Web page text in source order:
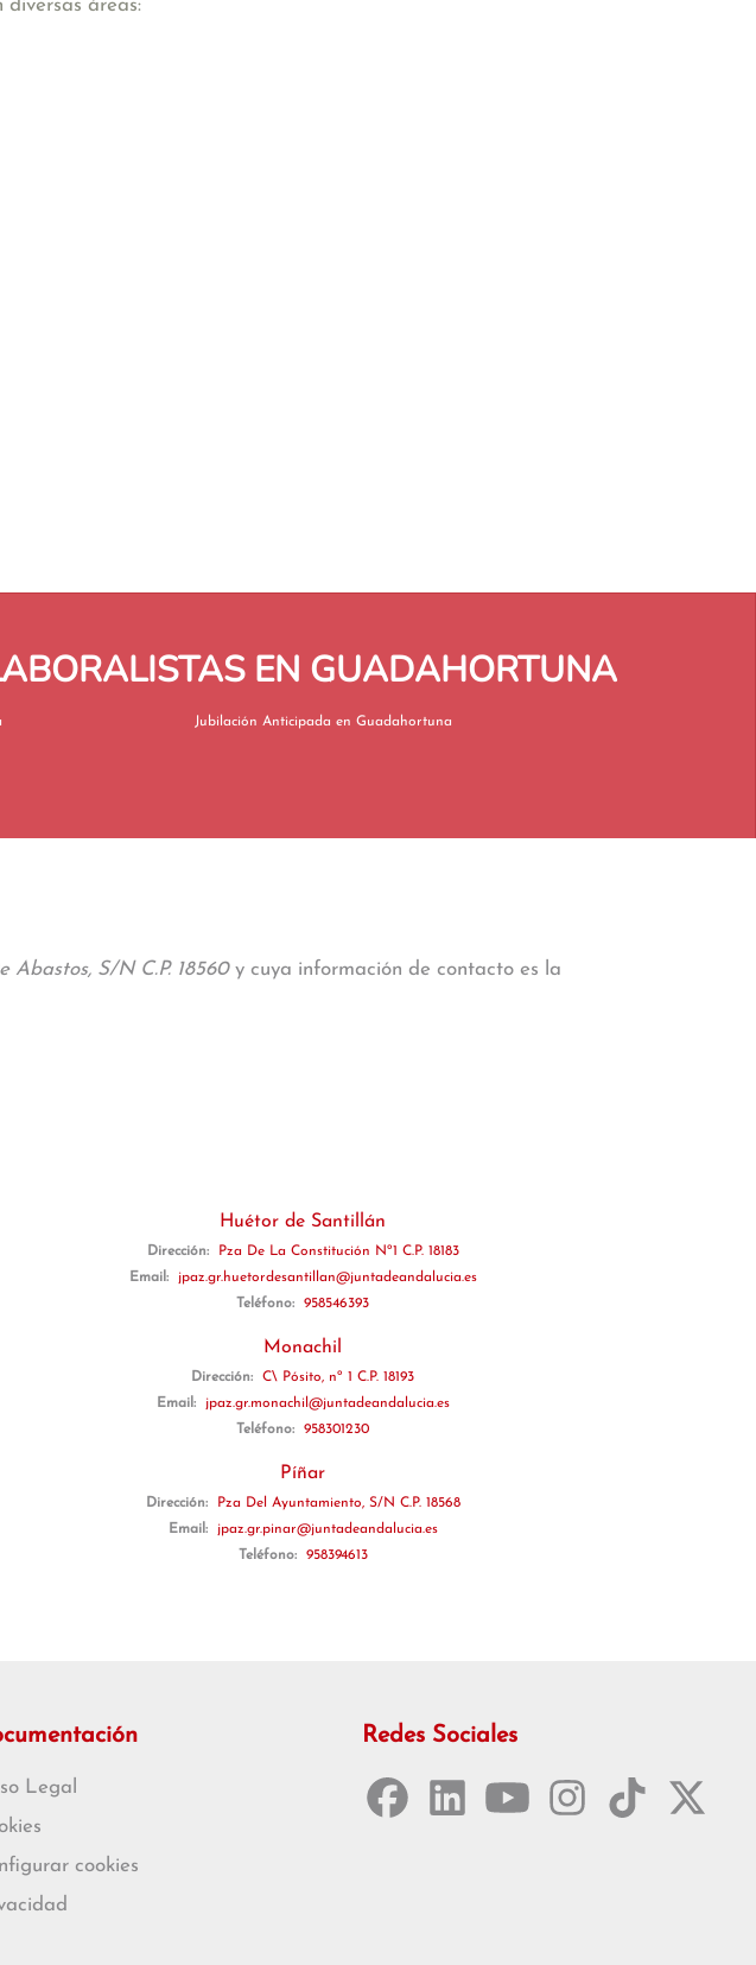
áreas:
EN GUADAHORTUNA
Jubilación Anticipada en Guadahortuna
Abastos, S/N C.P. 18560y cuya información de contacto es la
Huétor de Santillán
Dirección:
Pza De La Constitución Nº1 C.P. 18183
Email:
jpaz.gr.huetordesantillan@juntadeandalucia.es
Teléfono:
958546393
Monachil
Dirección:
C\ Pósito, nº 1 C.P. 18193
Email:
jpaz.gr.monachil@juntadeandalucia.es
Teléfono:
958301230
Píñar
Dirección:
Pza Del Ayuntamiento, S/N C.P. 18568
Email:
jpaz.gr.pinar@juntadeandalucia.es
Teléfono:
958394613
Legal
cookies
Redes Sociales